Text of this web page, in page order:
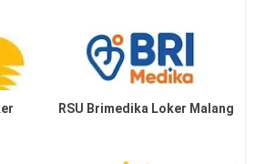
RSU Brimedika Loker Malang